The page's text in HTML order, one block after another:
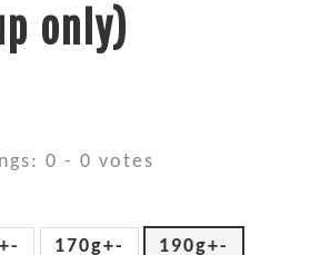
only)
0 - 0 votes
170g+- 190g+-